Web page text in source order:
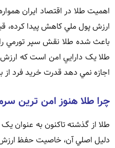
اهميت طلا در اقتصاد ايران
ارزش پول ملي کاهش پيدا
باعث شده طلا نقش سپر تورمي را
طلا يک دارايي امن است که ارزش
اجازه نمي دهد قدرت خريد فرد از
چرا طلا هنوز امن ترين
طلا از گذشته تاکنون به عنوان
دليل اصلي آن، خاصيت حفظ